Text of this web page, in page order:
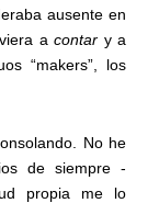
ausente en
acontar y a
“makers”, los
No he
de siempre -
propia me lo